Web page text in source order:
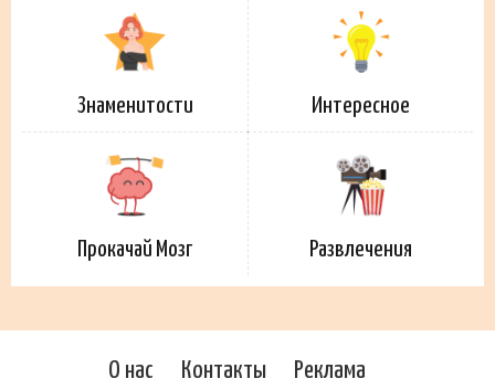
Знаменитости Интересное
Прокачай Мозг Развлечения
О нас Контакты
Реклама